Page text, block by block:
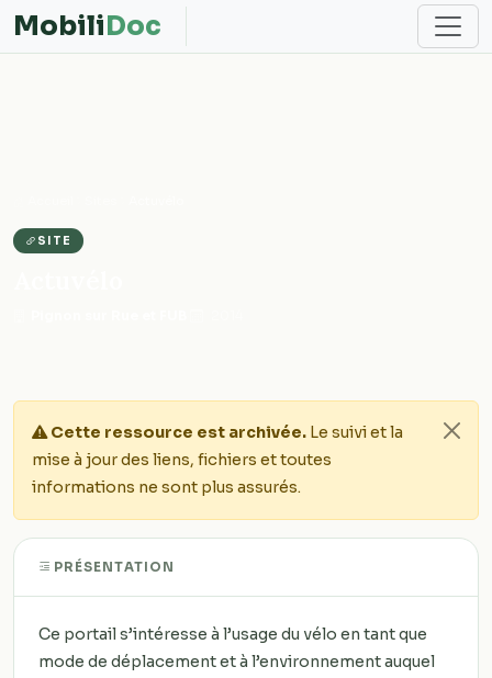
MobiliDoc
SITE
Cette ressource est archivée. Le suivi et la
mise à jour des liens, fichiers et toutes
informations ne sont plus assurés.
PRÉSENTATION
Ce portail s’intéresse à l’usage du vélo en tant que
mode de déplacement et à l’environnement auquel